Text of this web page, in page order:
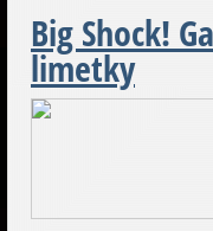
Big Shock!
limetky